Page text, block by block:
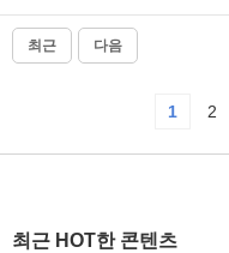
최근 다음
1 2
최근 HOT한 콘텐츠